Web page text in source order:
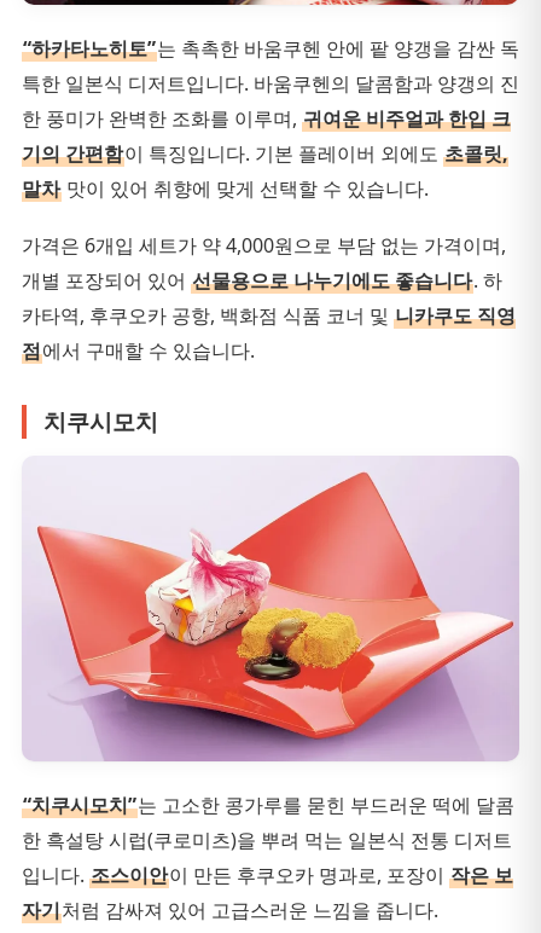
“하카타노히토”는 촉촉한 바움쿠헨 안에 팥 양갱을 감싼 독
특한 일본식 디저트입니다. 바움쿠헨의 달콤함과 양갱의 진
한 풍미가 완벽한 조화를 이루며, 귀여운 비주얼과 한입 크
기의 간편함이 특징입니다. 기본 플레이버 외에도 초콜릿,
말차 맛이 있어 취향에 맞게 선택할 수 있습니다.
가격은 6개입 세트가 약 4,000원으로 부담 없는 가격이며,
개별 포장되어 있어 선물용으로 나누기에도 좋습니다. 하
카타역, 후쿠오카 공항, 백화점 식품 코너 및 니카쿠도 직영
점에서 구매할 수 있습니다.
치쿠시모치
“치쿠시모치”는 고소한 콩가루를 묻힌 부드러운 떡에 달콤
한 흑설탕 시럽(쿠로미츠)을 뿌려 먹는 일본식 전통 디저트
입니다. 조스이안이 만든 후쿠오카 명과로, 포장이 작은 보
자기처럼 감싸져 있어 고급스러운 느낌을 줍니다.